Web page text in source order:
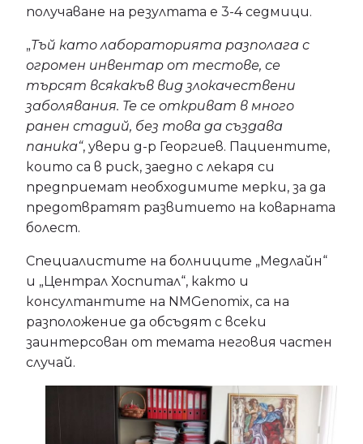
получаване на резултата е 3-4 седмици.
„Тъй като лабораторията разполага с
огромен инвентар от тестове, се
търсят всякакъв вид злокачествени
заболявания. Те се откриват в много
ранен стадий, без това да създава
паника“, увери д-р Георгиев. Пациентите,
които са в риск, заедно с лекаря си
предприемат необходимите мерки, за да
предотвратят развитието на коварната
болест.
Специалистите на болниците „Медлайн“
и „Централ Хоспитал“, както и
консултантите на NMGenomix, са на
разположение да обсъдят с всеки
заинтерсован от темата неговия частен
случай.